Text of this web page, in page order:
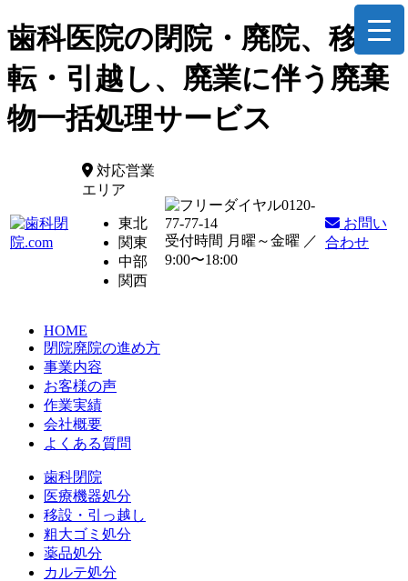
歯科医院の閉院・廃院、移
転・引越し、廃業に伴う廃棄
物一括処理サービス
対応営業
エリア
東北
関東
中部
関西
0120-
77-77-14
受付時間 月曜～金曜 ／
9:00〜18:00
お問い
合わせ
HOME
閉院廃院の進め方
事業内容
お客様の声
作業実績
会社概要
よくある質問
歯科閉院
医療機器処分
移設・引っ越し
粗大ゴミ処分
薬品処分
カルテ処分